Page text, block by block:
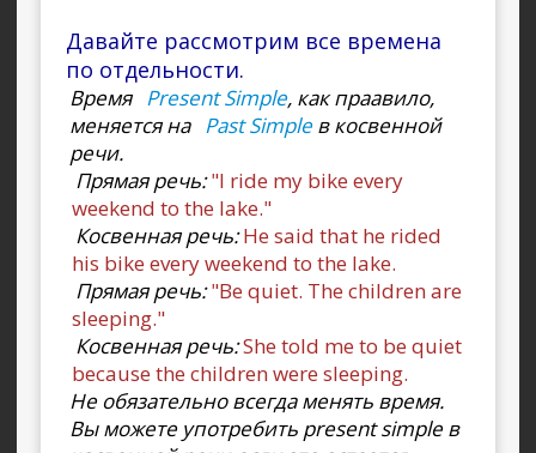
Давайте рассмотрим все времена
по отдельности.
Время Present Simple, как праавило,
меняется на Past Simpleв косвенной
речи.
Прямая речь:"I ride my bike every
weekend to the lake."
Косвенная речь:He said that he rided
his bike every weekend to the lake.
Прямая речь:"Be quiet. The children are
sleeping."
Косвенная речь:She told me to be quiet
because the children were sleeping.
Не обязательно всегда менять время.
Вы можете употребить present simple в